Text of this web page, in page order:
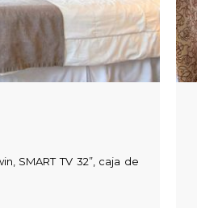
SMART TV 32”, caja de